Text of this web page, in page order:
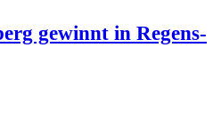
gewinnt in Regens­